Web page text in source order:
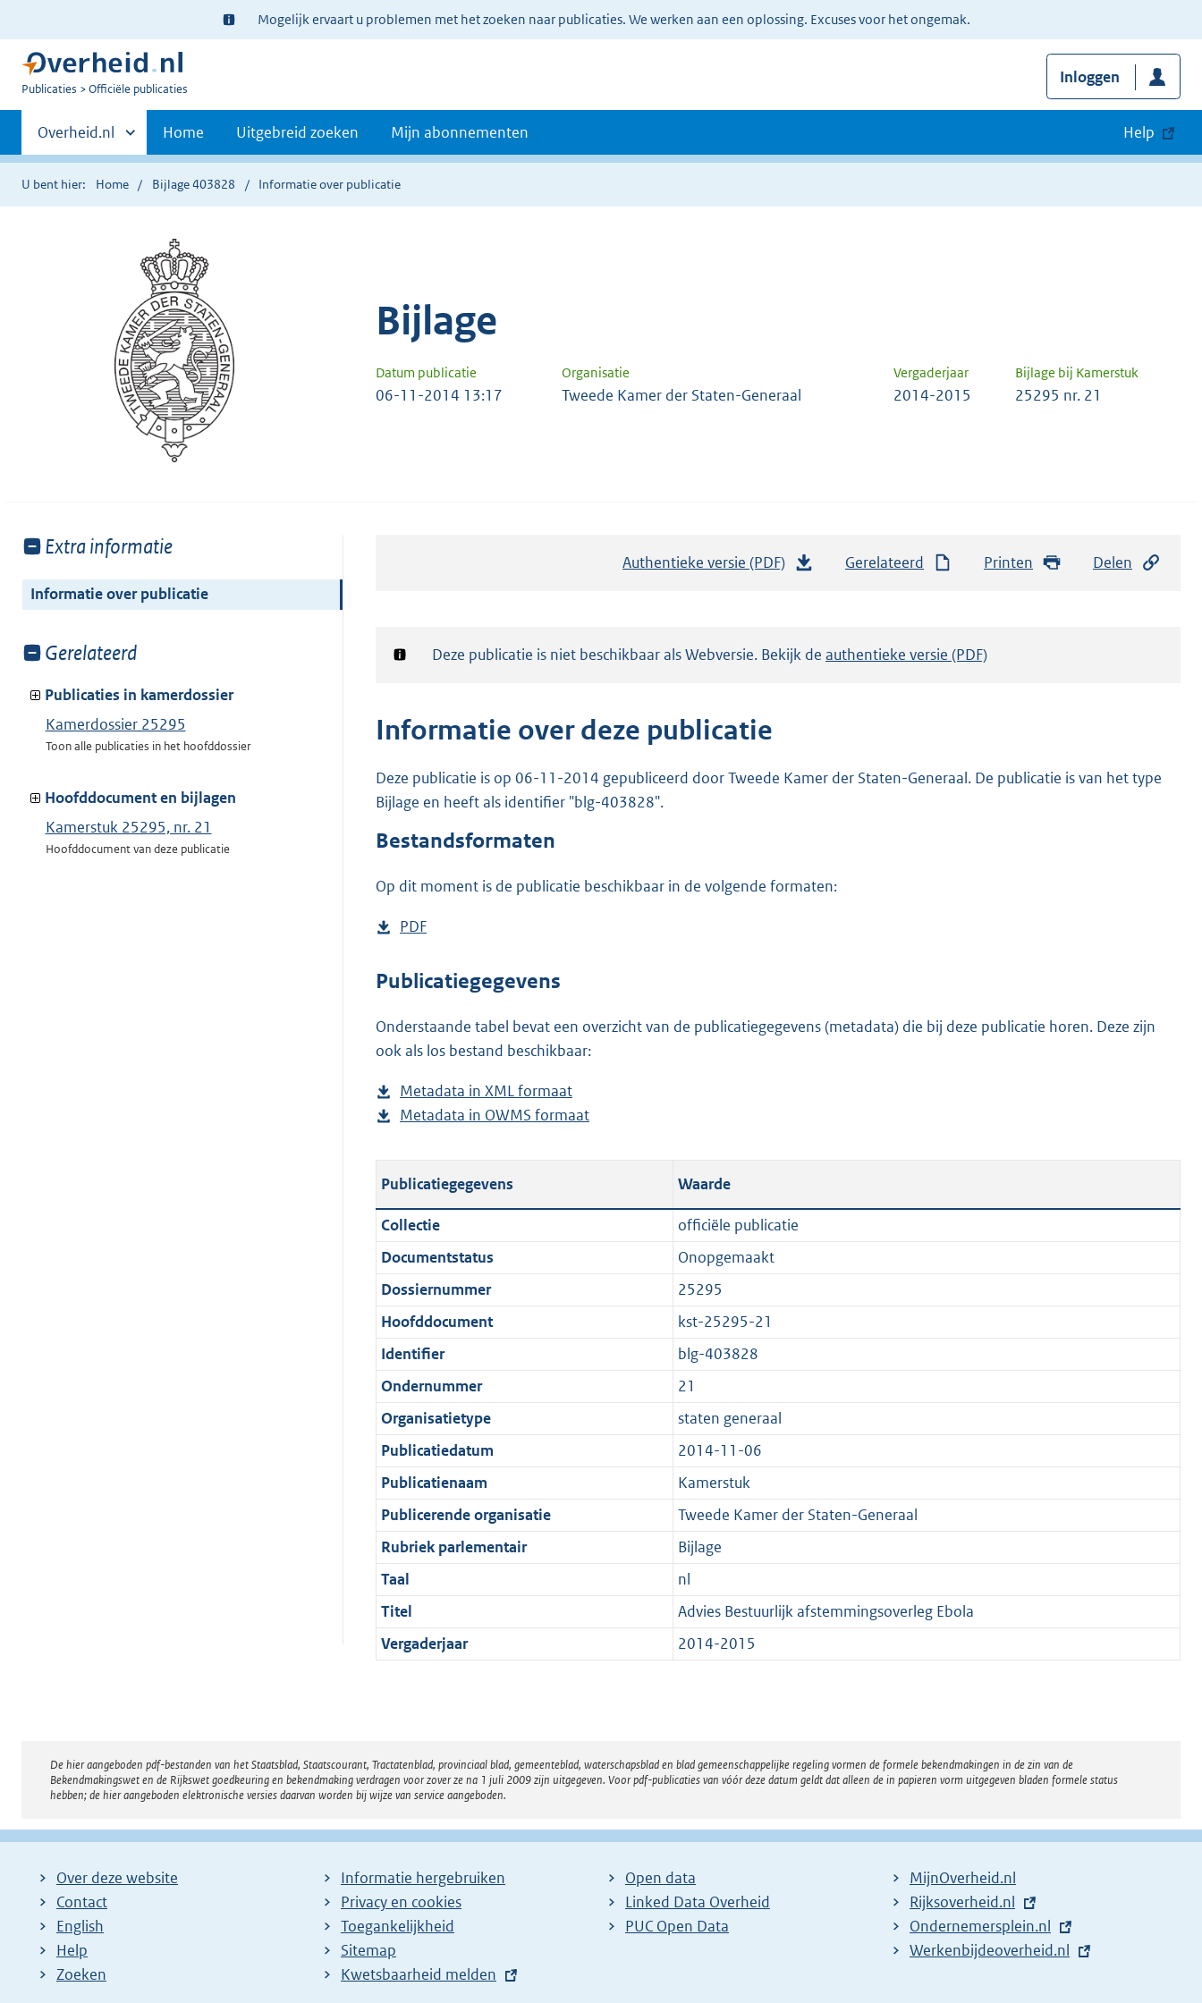
Ter
informatie:
Mogelijk ervaart u problemen met het zoeken naar publicaties. We werken aan een oplossing. Excuses voor het ongemak.
U
Publicaties Officiële publicaties
Inloggen
Primaire
navigatie
Andere
sites
binnen
Overheid.nl Home Uitgebreid zoeken Mijn abonnementen Help
U bent hier: Home Bijlage 403828 Informatie over publicatie
Bijlage
Datum publicatie Organisatie Vergaderjaar Bijlage bij Kamerstuk
06-11-2014 13:17 Tweede Kamer der Staten-Generaal 2014-2015 25295 nr. 21
Toon
van:
Extra informatie
Informatie over publicatie
Toon
van:
Gerelateerd
Publicaties in kamerdossier
Kamerdossier 25295
Toon alle publicaties in het hoofddossier
Hoofddocument en bijlagen
Kamerstuk 25295, nr. 21
Hoofddocument van deze publicatie
Authentieke versie (PDF)
a
r
b
Gerelateerd Printen Delen
Notificatie:
Deze publicatie is niet beschikbaar als Webversie. Bekijk de authentieke versie (PDF)
Informatie over deze publicatie
Deze publicatie is op 06-11-2014 gepubliceerd door Tweede Kamer der Staten-Generaal. De publicatie is van het type
Bijlage en heeft als identifier "blg-403828".
Bestandsformaten
Op dit moment is de publicatie beschikbaar in de volgende formaten:
D
w
l
o
d
p
l
i
c
a
t
i
e
i
n
f
o
r
m
a
a
t
PDF
s
a
n
s
g
o
t
t
e
:
5
4
K
b
Publicatiegegevens
Onderstaande tabel bevat een overzicht van de publicatiegegevens (metadata) die bij deze publicatie horen. Deze zijn
ook als los bestand beschikbaar:
Metadata in XML formaat
e
t
n
r
t
K
Metadata in OWMS formaat
s
a
g
t
1
Publicatiegegevens Waarde
Collectie
officiële publicatie
Documentstatus
Onopgemaakt
Dossiernummer
25295
Hoofddocument
kst-25295-21
Identifier
blg-403828
Ondernummer
21
Organisatietype
staten generaal
Publicatiedatum
2014-11-06
Publicatienaam
Kamerstuk
Publicerende organisatie
Tweede Kamer der Staten-Generaal
Rubriek parlementair
Bijlage
Taal
nl
Titel
Advies Bestuurlijk afstemmingsoverleg Ebola
Vergaderjaar
2014-2015
Disclaimer
De hier aangeboden pdf-bestanden van het Staatsblad, Staatscourant, Tractatenblad, provinciaal blad, gemeenteblad, waterschapsblad en blad gemeenschappelijke regeling vormen de formele bekendmakingen in de zin van de
Bekendmakingswet en de Rijkswet goedkeuring en bekendmaking verdragen voor zover ze na 1 juli 2009 zijn uitgegeven. Voor pdf-publicaties van vóór deze datum geldt dat alleen de in papieren vorm uitgegeven bladen formele status
hebben; de hier aangeboden elektronische versies daarvan worden bij wijze van service aangeboden.
Over deze website
Contact
English
Help
Zoeken
Informatie hergebruiken
Privacy en cookies
Toegankelijkheid
Sitemap
E
Kwetsbaarheid melden
Open data
Linked Data Overheid
PUC Open Data
MijnOverheid.nl
E
x
t
Rijksoverheid.nl
E
x
Ondernemersplein.nl
E
Werkenbijdeoverheid.nl